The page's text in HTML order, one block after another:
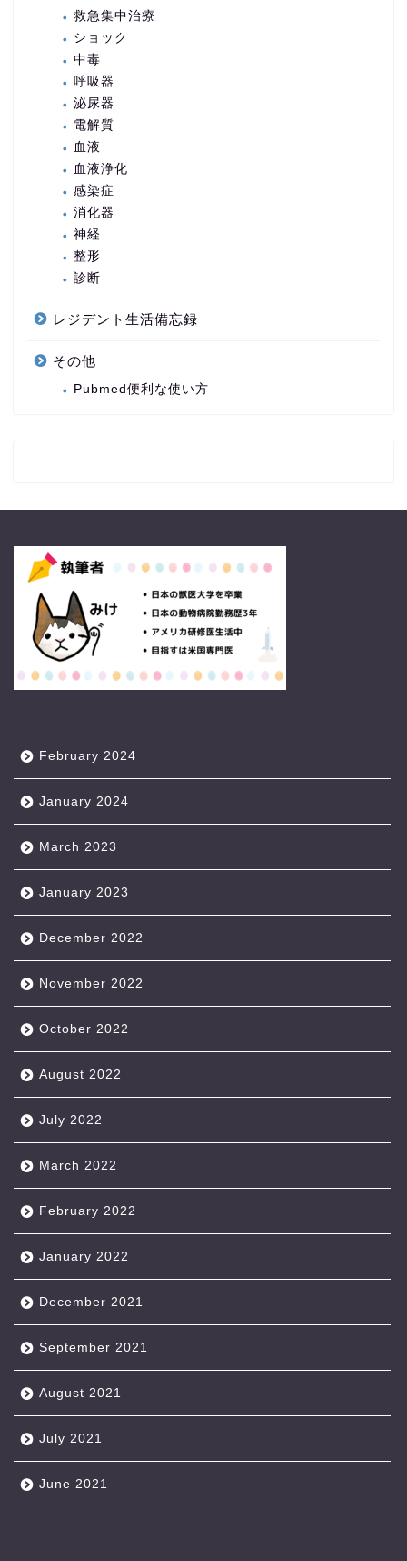
救急集中治療
ショック
中毒
呼吸器
泌尿器
電解質
血液
血液浄化
感染症
消化器
神経
整形
診断
レジデント生活備忘録
その他
Pubmed便利な使い方
February 2024
January 2024
March 2023
January 2023
December 2022
November 2022
October 2022
August 2022
July 2022
March 2022
February 2022
January 2022
December 2021
September 2021
August 2021
July 2021
June 2021